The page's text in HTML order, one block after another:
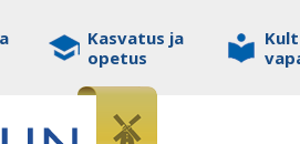
Kasvatus ja
opetus